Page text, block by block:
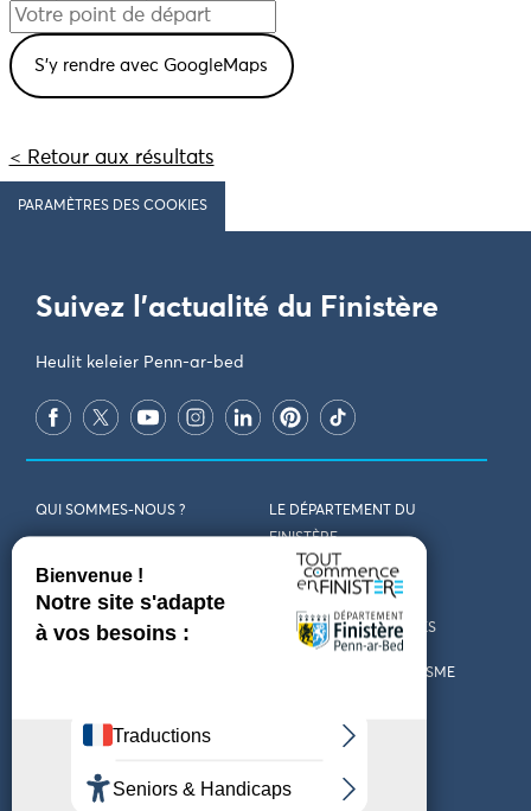
< Retour aux résultats
PARAMÈTRES DES COOKIES
Suivez l'actualité du Finistère
Heulit keleier Penn-ar-bed
QUI SOMMES-NOUS ?
LE DÉPARTEMENT DU
FINISTÈRE
REJOIGNEZ-NOUS VENIR EN FINISTÈRE
CONTACT CARTES ET BROCHURES
LES OFFICES DE TOURISME
D’ACCESSIBILITÉ